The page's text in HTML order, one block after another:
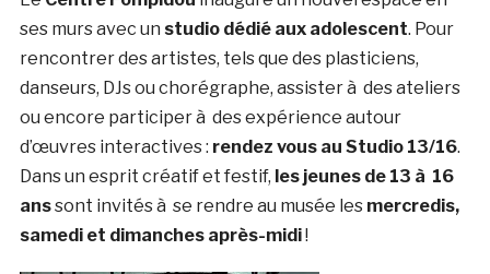
ses murs avec un studio dédié aux adolescent. Pour
rencontrer des artistes, tels que des plasticiens,
danseurs, DJs ou chorégraphe, assister à des ateliers
ou encore participer à des expérience autour
d’œuvres interactives : rendez vous au Studio 13/16.
Dans un esprit créatif et festif, les jeunes de 13 à 16
anssont invités à se rendre au musée les mercredis,
samedi et dimanches après-midi!